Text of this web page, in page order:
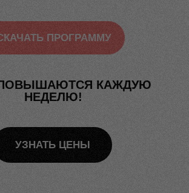
КАЖДУЮ
НЕДЕЛЮ!
УЗНАТЬ ЦЕНЫ
ПРОГРАММУ